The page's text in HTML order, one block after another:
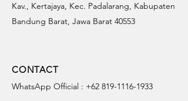
Kav., Kertajaya, Kec. Padalarang, Kabupaten
Bandung Barat, Jawa Barat 40553
CONTACT
WhatsApp Official : +62 819-1116-1933